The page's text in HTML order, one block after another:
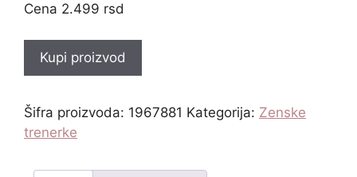
2.499 rsd
Kupi proizvod
Šifra proizvoda: 1967881 Kategorija: Zenske
trenerke